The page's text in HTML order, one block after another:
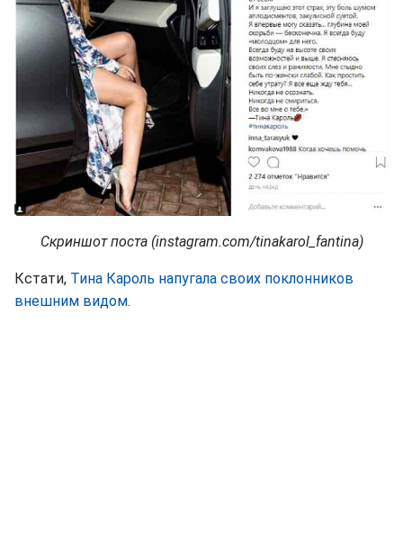
Скриншот поста (instagram.com/tinakarol_fantina)
Кстати, Тина Кароль напугала своих поклонников
внешним видом.